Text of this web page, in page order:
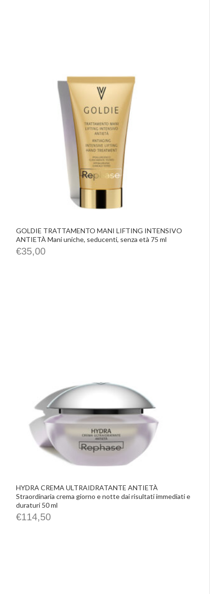
GOLDIE TRATTAMENTO MANI LIFTING INTENSIVO
ANTIETÀ Mani uniche, seducenti, senza età 75 ml
€35,00
HYDRA CREMA ULTRAIDRATANTE ANTIETÀ
Straordinaria crema giorno e notte dai risultati immediati e
duraturi 50 ml
€114,50